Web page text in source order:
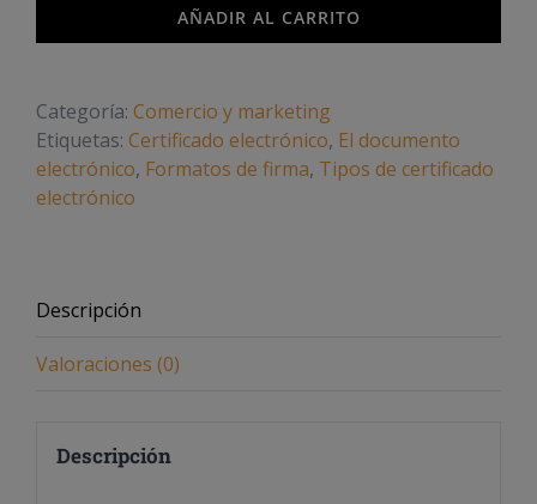
Facturación
Electrónica
AÑADIR AL CARRITO
Categoría: Comercio y marketing
Etiquetas: Certificado electrónico, El documento
electrónico, Formatos de firma, Tipos de certificado
electrónico
Descripción
Valoraciones (0)
Descripción